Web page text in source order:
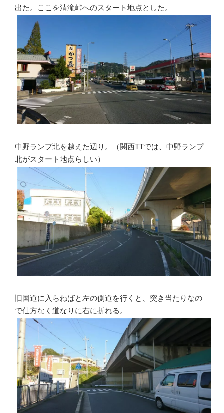
出た。ここを清滝峠へのスタート地点とした。
中野ランプ北を越えた辺り。（関西TTでは、中野ランプ
北がスタート地点らしい）
旧国道に入らねばと左の側道を行くと、突き当たりなの
で仕方なく道なりに右に折れる。